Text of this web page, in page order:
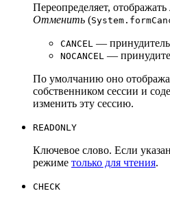
Переопределяет,
Отменить (
CANCEL —
NOCANCEL —
По умолчанию оно
собственником сессии и
изменить эту сессию.
READONLY
Ключевое слово. Если
режиме только для чтения.
CHECK